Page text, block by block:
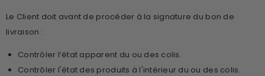
Le Client doit avant de procéder à la signature du bon de
livraison :
Contrôler l’état apparent du ou des colis.
Contrôler l'état des produits à l'intérieur du ou des colis.